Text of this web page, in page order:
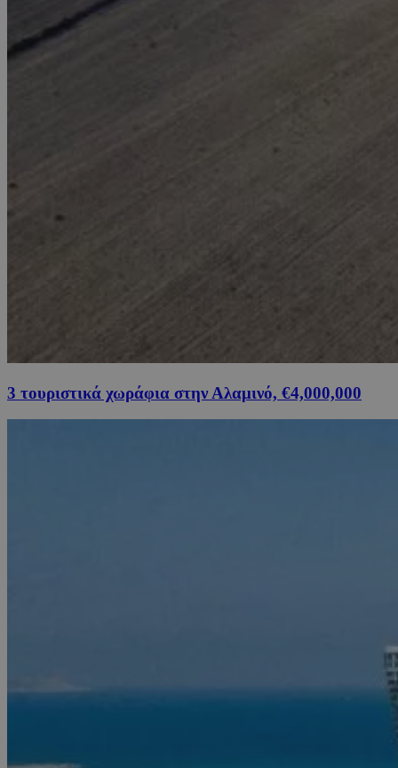
3 τουριστικά χωράφια στην Αλαμινό, €4,000,000